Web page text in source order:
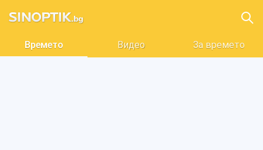
Времето Видео За времето